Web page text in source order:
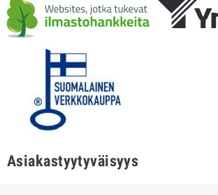
Asiakastyytyväisyys